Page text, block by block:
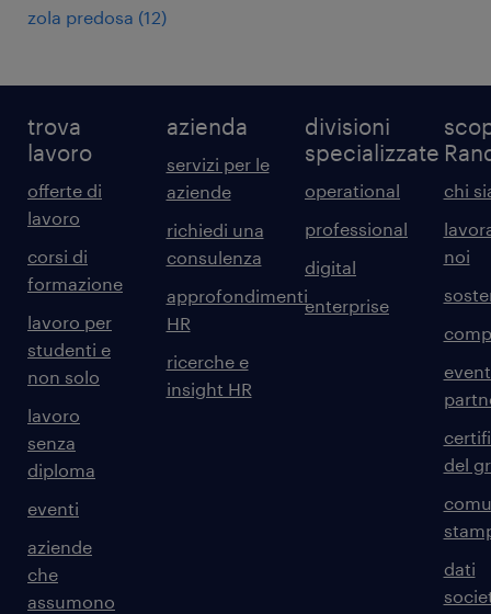
zola predosa (12)
trova
lavoro
offerte di
lavoro
corsi di
formazione
lavoro per
studenti e
non solo
lavoro
senza
diploma
eventi
aziende
che
assumono
azienda
servizi per le
aziende
richiedi una
consulenza
approfondimenti
HR
ricerche e
insight HR
divisioni
specializzate
operational
professional
digital
enterprise
chi
noi
del
dati